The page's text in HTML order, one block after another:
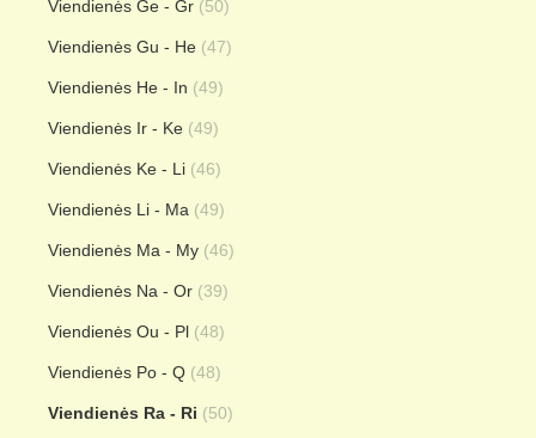
Viendienės Ge - Gr (50)
Viendienės Gu - He (47)
Viendienės He - In (49)
Viendienės Ir - Ke (49)
Viendienės Ke - Li (46)
Viendienės Li - Ma (49)
Viendienės Ma - My (46)
Viendienės Na - Or (39)
Viendienės Ou - Pl (48)
Viendienės Po - Q (48)
Viendienės Ra - Ri (50)